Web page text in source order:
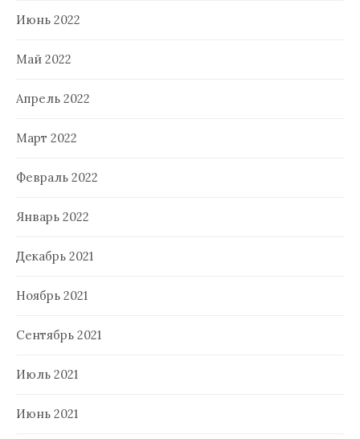
Июнь 2022
Май 2022
Апрель 2022
Март 2022
Февраль 2022
Январь 2022
Декабрь 2021
Ноябрь 2021
Сентябрь 2021
Июль 2021
Июнь 2021